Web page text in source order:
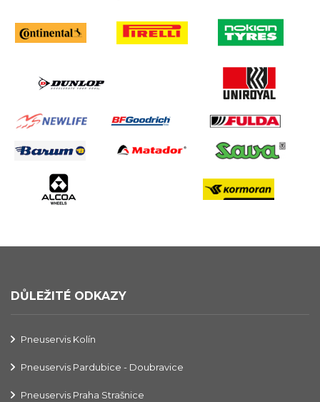
DŮLEŽITÉ ODKAZY
Pneuservis Kolín
Pneuservis Pardubice - Doubravice
Pneuservis Praha Strašnice